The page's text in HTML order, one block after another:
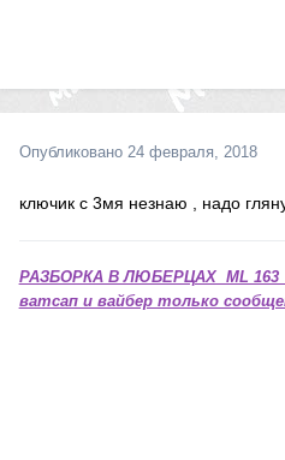
Опубликовано 24 февраля, 2018
ключик с 3мя незнаю , надо
РАЗБОРКА В ЛЮБЕРЦАХ ML 163
ватсап и вайбер только